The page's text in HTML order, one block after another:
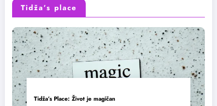
Tidža’s place
Tidža’s Place: Život je magičan